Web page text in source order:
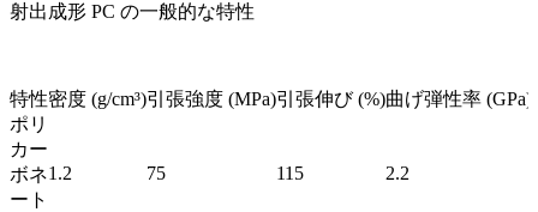
射出成形 PC の一般的な特性
特性密度 (g/cm³)引張強度 (MPa)引張伸び (%)曲げ弾性率 (GPa)
ポリ
カー
ボネ
ート
1.2 75 115 2.2